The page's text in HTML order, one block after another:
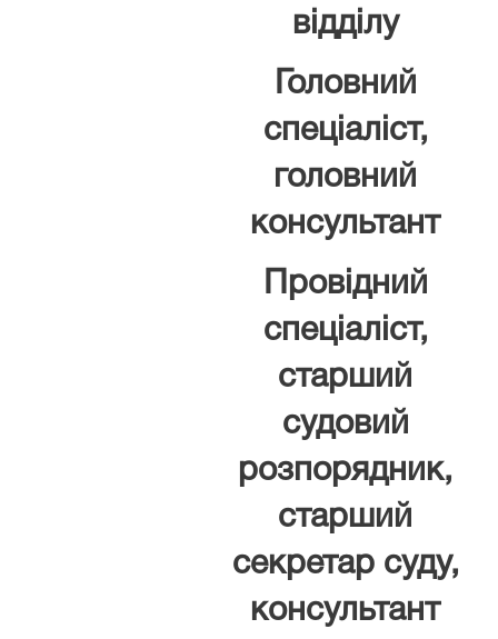
відділу
Головний
спеціаліст,
головний
консультант
Провідний
спеціаліст,
старший
судовий
розпорядник,
старший
секретар суду,
консультант